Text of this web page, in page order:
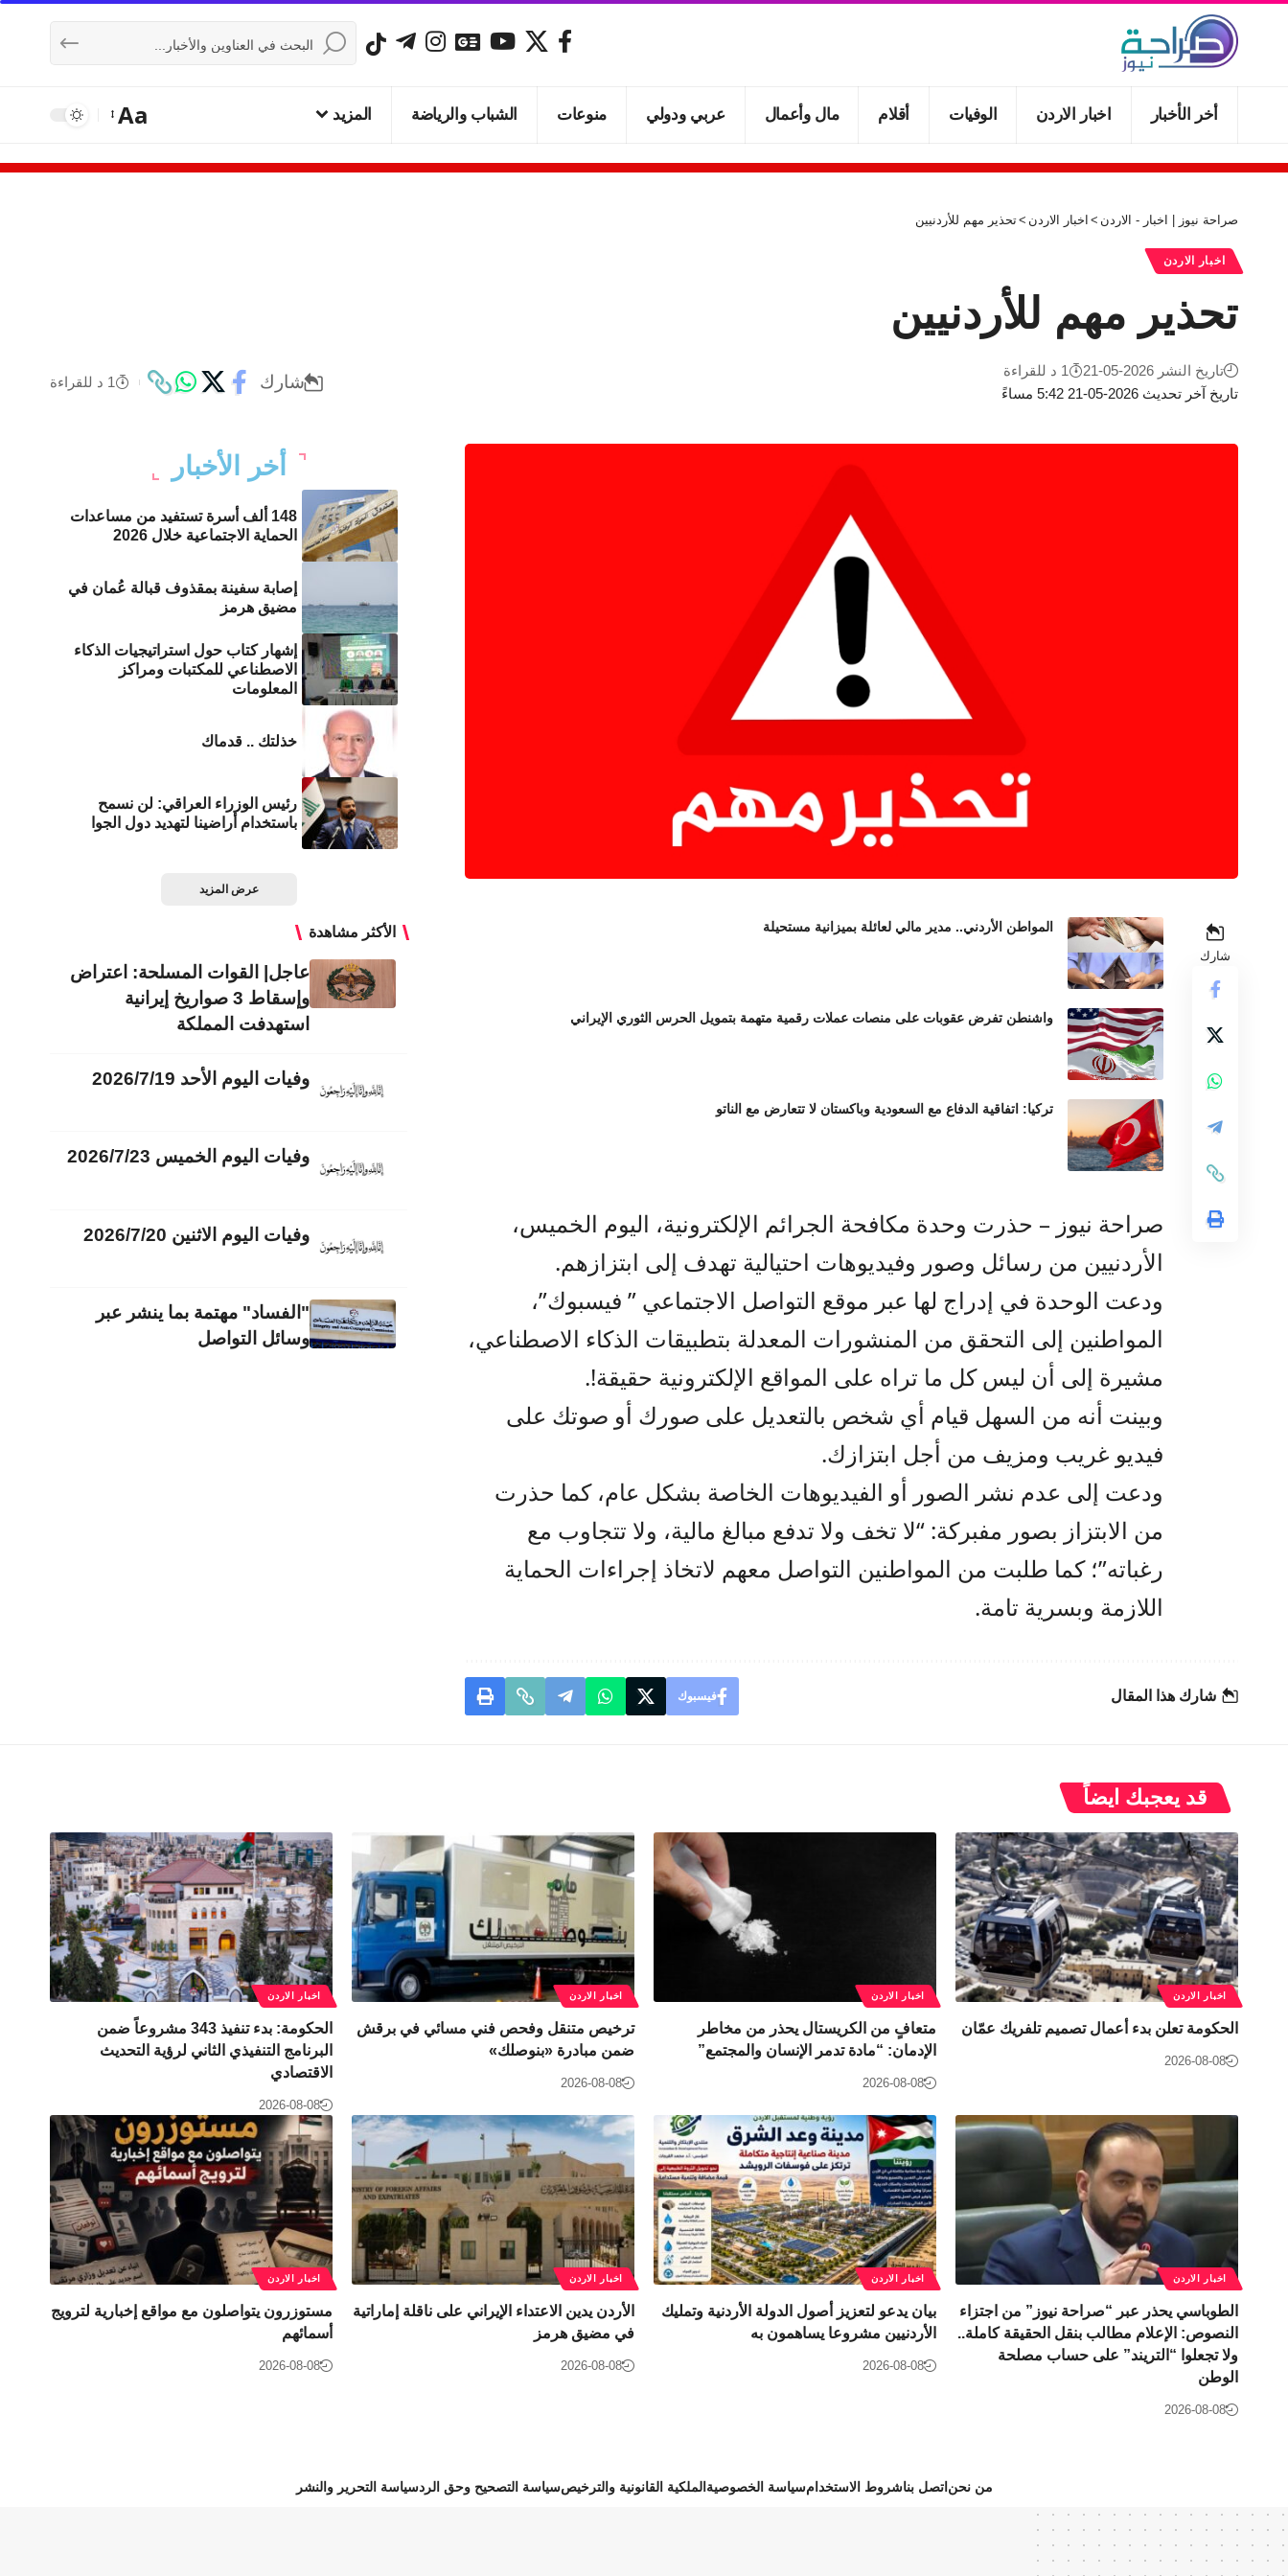
أخر الأخبار اخبار الاردن الوفيات أقلام مال وأعمال عربي ودولي منوعات الشباب والرياضة المزيد Aa
صراحة نيوز | اخبار - الاردن > اخبار الاردن >تحذير مهم للأردنيين
اخبار الاردن
تحذير مهم للأردنيين
تاريخ آخر تحديث 2026-05-21 5:42 مساءً
تاريخ النشر 2026-05-21 1 د للقراءة
شارك 1 د للقراءة
شارك
المواطن الأردني.. مدير مالي لعائلة بميزانية مستحيلة
واشنطن تفرض عقوبات على منصات عملات رقمية متهمة بتمويل الحرس الثوري الإيراني
تركيا: اتفاقية الدفاع مع السعودية وباكستان لا تتعارض مع الناتو
صراحة نيوز – حذرت وحدة مكافحة الجرائم الإلكترونية، اليوم الخميس،
الأردنيين من رسائل وصور وفيديوهات احتيالية تهدف إلى ابتزازهم.
ودعت الوحدة في إدراج لها عبر موقع التواصل الاجتماعي ” فيسبوك”،
المواطنين إلى التحقق من المنشورات المعدلة بتطبيقات الذكاء الاصطناعي،
مشيرة إلى أن ليس كل ما تراه على المواقع الإلكترونية حقيقة!.
وبينت أنه من السهل قيام أي شخص بالتعديل على صورك أو صوتك على
فيديو غريب ومزيف من أجل ابتزازك.
ودعت إلى عدم نشر الصور أو الفيديوهات الخاصة بشكل عام، كما حذرت
من الابتزاز بصور مفبركة: “لا تخف ولا تدفع مبالغ مالية، ولا تتجاوب مع
رغباته”؛ كما طلبت من المواطنين التواصل معهم لاتخاذ إجراءات الحماية
اللازمة وبسرية تامة.
شارك هذا المقال فيسبوك
أخر الأخبار
148 ألف أسرة تستفيد من مساعدات
الحماية الاجتماعية خلال 2026
إصابة سفينة بمقذوف قبالة عُمان في
مضيق هرمز
إشهار كتاب حول استراتيجيات الذكاء
الاصطناعي للمكتبات ومراكز
المعلومات
خذلتك .. قدماك
رئيس الوزراء العراقي: لن نسمح
باستخدام أراضينا لتهديد دول الجوا
عرض المزيد
الأكثر مشاهدة
عاجل| القوات المسلحة: اعتراض
وإسقاط 3 صواريخ إيرانية
استهدفت المملكة
وفيات اليوم الأحد 2026/7/19
وفيات اليوم الخميس 2026/7/23
وفيات اليوم الاثنين 2026/7/20
"الفساد" مهتمة بما ينشر عبر
وسائل التواصل
قد يعجبك ايضاً
اخبار الاردن
الحكومة تعلن بدء أعمال تصميم تلفريك عمّان
2026-08-08
اخبار الاردن
متعافٍ من الكريستال يحذر من مخاطر
الإدمان: “مادة تدمر الإنسان والمجتمع”
2026-08-08
اخبار الاردن
ترخيص متنقل وفحص فني مسائي في برقش
ضمن مبادرة «بنوصلك»
2026-08-08
اخبار الاردن
الحكومة: بدء تنفيذ 343 مشروعاً ضمن
البرنامج التنفيذي الثاني لرؤية التحديث
الاقتصادي
2026-08-08
اخبار الاردن
الطوباسي يحذر عبر “صراحة نيوز” من اجتزاء
النصوص: الإعلام مطالب بنقل الحقيقة كاملة..
ولا تجعلوا “التريند” على حساب مصلحة
الوطن
2026-08-08
اخبار الاردن
بيان يدعو لتعزيز أصول الدولة الأردنية وتمليك
الأردنيين مشروعا يساهمون به
2026-08-08
اخبار الاردن
الأردن يدين الاعتداء الإيراني على ناقلة إماراتية
في مضيق هرمز
2026-08-08
اخبار الاردن
مستوزرون يتواصلون مع مواقع إخبارية لترويج
أسمائهم
2026-08-08
من نحن اتصل بناشروط الاستخدامسياسة الخصوصية الملكية القانونية والترخيصسياسة التصحيح وحق الردسياسة التحرير والنشر